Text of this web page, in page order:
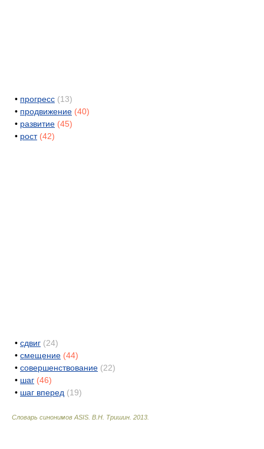
• прогресс (13)
• продвижение (40)
• развитие (45)
• рост (42)
• сдвиг (24)
• смещение (44)
• совершенствование (22)
• шаг (46)
• шаг вперед (19)
Словарь синонимов ASIS. В.Н. Тришин 2013